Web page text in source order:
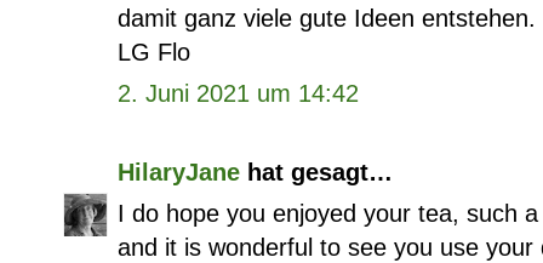
damit ganz viele gute Ideen entstehen.
LG Flo
2. Juni 2021 um 14:42
HilaryJane hat gesagt…
I do hope you enjoyed your tea, such
and it is wonderful to see you use